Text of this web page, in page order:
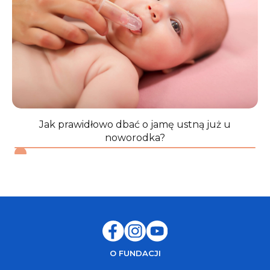
Jak prawidłowo dbać o jamę ustną już u
noworodka?
O FUNDACJI